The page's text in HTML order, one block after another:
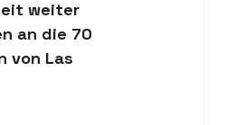
weiter
an die 70
von Las